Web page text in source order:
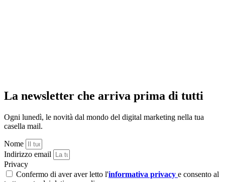
La newsletter che arriva prima di tutti
Ogni lunedì, le novità dal mondo del digital marketing nella tua
casella mail.
Nome
Indirizzo email
Privacy
Confermo di aver aver letto l'informativa privacy e consento al